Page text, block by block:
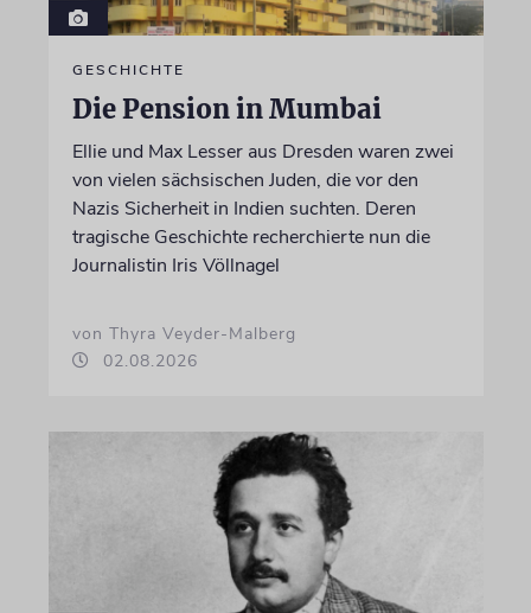
GESCHICHTE
Die Pension in Mumbai
Ellie und Max Lesser aus Dresden waren zwei
von vielen sächsischen Juden, die vor den
Nazis Sicherheit in Indien suchten. Deren
tragische Geschichte recherchierte nun die
Journalistin Iris Völlnagel
von Thyra Veyder-Malberg
02.08.2026